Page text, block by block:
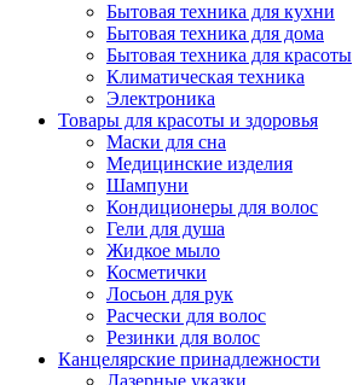
Бытовая техника для кухни
Бытовая техника для дома
Бытовая техника для красоты
Климатическая техника
Электроника
Товары для красоты и здоровья
Маски для сна
Медицинские изделия
Шампуни
Кондиционеры для волос
Гели для душа
Жидкое мыло
Косметички
Лосьон для рук
Расчески для волос
Резинки для волос
Канцелярские принадлежности
Лазерные указки